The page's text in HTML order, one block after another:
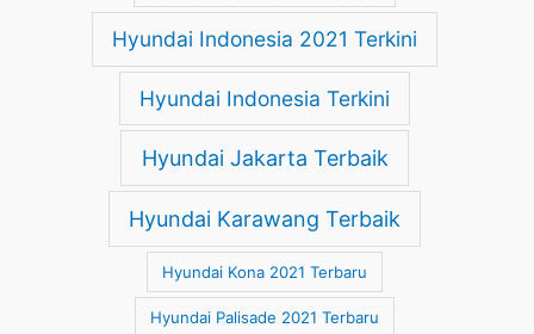
Hyundai Indonesia 2021 Terkini
Hyundai Indonesia Terkini
Hyundai Jakarta Terbaik
Hyundai Karawang Terbaik
Hyundai Kona 2021 Terbaru
Hyundai Palisade 2021 Terbaru